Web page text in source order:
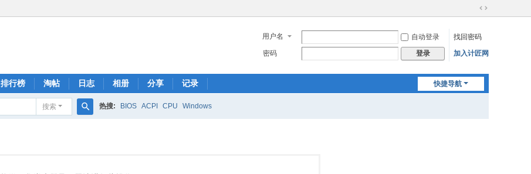
切
到
宽
用户名 自动登录
找回密码
密码
登录 加入计匠网
快捷导航
排行榜 淘帖 日志 相册 分享 记录
搜索 热搜: BIOS ACPI CPU Windows